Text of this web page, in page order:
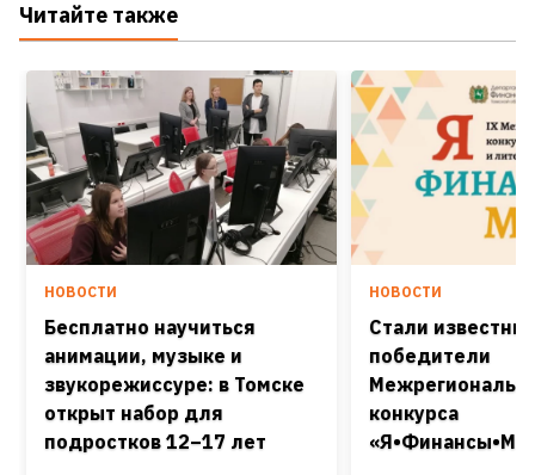
Читайте также
НОВОСТИ
Бесплатно научиться
анимации, музыке и
звукорежиссуре: в Томске
открыт набор для
подростков 12–17 лет
НОВОСТИ
Стали известны
победители
конкурса